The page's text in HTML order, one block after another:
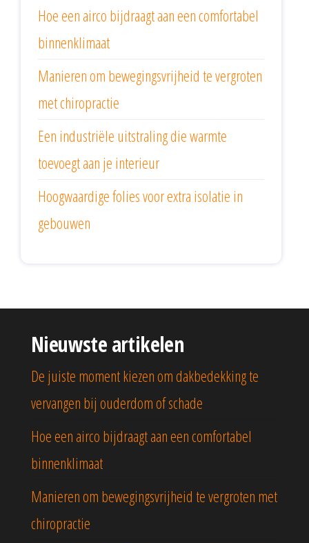
Hoe een airco bijdraagt aan een comfortabel
binnenklimaat
Manieren om bewegingsvrijheid te vergroten
met chiropractie
Een industriële uitstraling die warmte
toevoegt aan je interieur
Hoogwaardige folies voor extra isolatie in
gebouwen
Nieuwste artikelen
De juiste moment kiezen om dakbedekking te
vervangen bij ouderdom of schade
Hoe een airco bijdraagt aan een comfortabel
binnenklimaat
Manieren om bewegingsvrijheid te vergroten met
chiropractie